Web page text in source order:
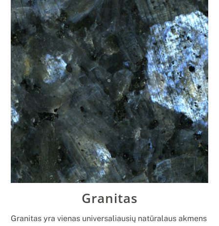
Granitas
Granitas yra vienas universaliausių natūralaus akmens